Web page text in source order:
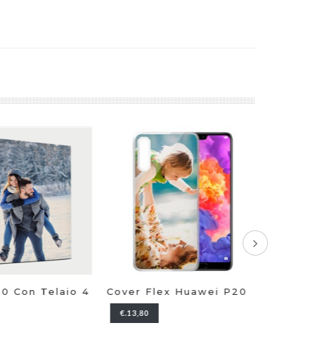
Con Telaio 4
Cover Flex Huawei P20
€.13,80